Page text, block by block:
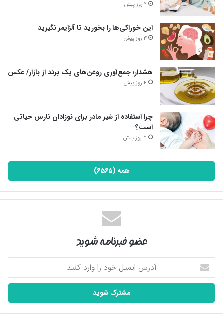
2 روز پیش
این خوراکی‌ها را بخورید تا آلزایمر نگیرید
3 روز پیش
هشدار؛ جمع‌آوری روغن‌های یک برند از بازار/ عکس
4 روز پیش
چرا استفاده از شیر مادر برای نوزادان نارس حیاتی
است؟
5 روز پیش
همه (6565)
عضو خبرنامه شوید
آدرس
ایمیل
خود
وارد
کنید